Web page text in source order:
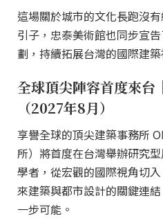
這場關於城市的文化長跑沒
引子，忠泰美術館也同步宣
劃，持續拓展台灣的國際建築
全球頂尖陣容首度來
（2027年8月）
享譽全球的頂尖建築事務所
所）將首度在台灣舉辦研究
學者，從宏觀的國際視角切
來建築與都市設計的關鍵連
一步可能。